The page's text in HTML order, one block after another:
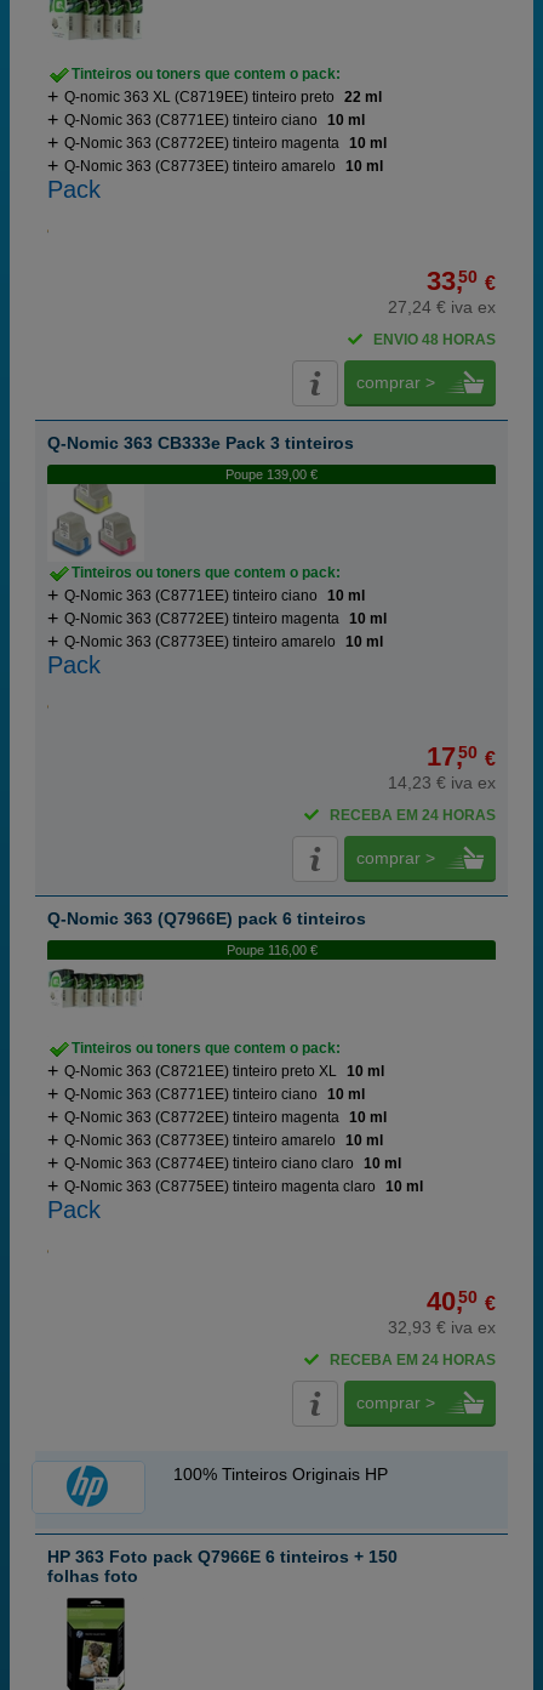
Tinteiros ou toners que contem o pack:
Q-nomic 363 XL (C8719EE) tinteiro preto
22 ml
Q-Nomic 363 (C8771EE) tinteiro ciano
10 ml
Q-Nomic 363 (C8772EE) tinteiro magenta 10 ml
Q-Nomic 363 (C8773EE) tinteiro amarelo
10 ml
Pack
33,50 €
27,24 € iva ex
ENVIO 48 HORAS
comprar >
Q-Nomic 363 CB333e Pack 3 tinteiros
Poupe 139,00 €
Tinteiros ou toners que contem o pack:
Q-Nomic 363 (C8771EE) tinteiro ciano
10 ml
Q-Nomic 363 (C8772EE) tinteiro magenta 10 ml
Q-Nomic 363 (C8773EE) tinteiro amarelo
10 ml
Pack
17,50 €
14,23 € iva ex
RECEBA EM 24 HORAS
comprar >
Q-Nomic 363 (Q7966E) pack 6 tinteiros
Poupe 116,00 €
Tinteiros ou toners que contem o pack:
Q-Nomic 363 (C8721EE) tinteiro preto XL 10 ml
Q-Nomic 363 (C8771EE) tinteiro ciano
10 ml
Q-Nomic 363 (C8772EE) tinteiro magenta 10 ml
Q-Nomic 363 (C8773EE) tinteiro amarelo
10 ml
Q-Nomic 363 (C8774EE) tinteiro ciano claro
10 ml
Q-Nomic 363 (C8775EE) tinteiro magenta claro
10 ml
Pack
40,50 €
32,93 € iva ex
RECEBA EM 24 HORAS
comprar >
100% Tinteiros Originais HP
HP 363 Foto pack Q7966E 6 tinteiros + 150
folhas foto